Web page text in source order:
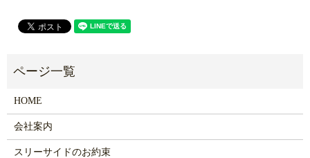
HOME
会社案内
スリーサイドのお約束